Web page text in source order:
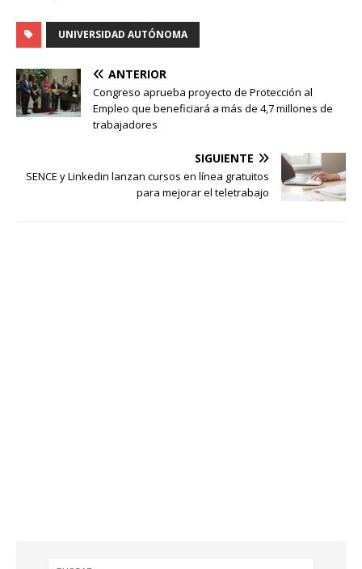
UNIVERSIDAD AUTÓNOMA
ANTERIOR
Congreso aprueba proyecto de Protección al
Empleo que beneficiará a más de 4,7 millones de
trabajadores
SIGUIENTE
SENCE y Linkedin lanzan cursos en línea gratuitos
para mejorar el teletrabajo